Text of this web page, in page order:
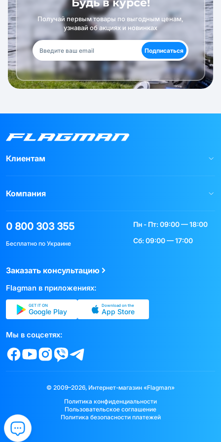
Будь в курсе!
Получай первым товары по выгодным ценам,
узнавай об акциях и новинках
Подписаться
Клиентам
Компания
0 800 303 355
Бесплатно по Украине
Пн - Пт: 09:00 — 18:00
Сб: 09:00 — 17:00
Заказать консультацию
Flagman в приложениях:
GET IT ON
Google Play
Download on the
App Store
Мы в соцсетях:
© 2009–2026, Интернет-магазин «Flagman»
Политика конфиденциальности
Пользовательское соглашение
Политика безопасности платежей